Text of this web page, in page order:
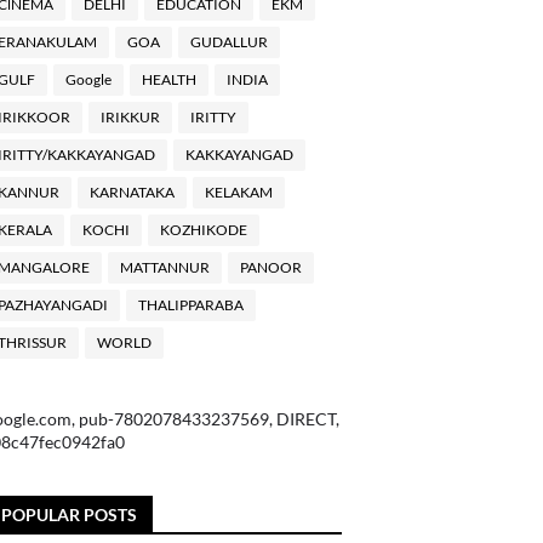
DELHI EDUCATION EKM
GOA GUDALLUR
Google HEALTH INDIA
IRIKKUR IRITTY
KAKKAYANGAD KAKKAYANGAD
KARNATAKA KELAKAM
KOCHI KOZHIKODE
MATTANNUR PANOOR
THALIPPARABA
WORLD
pub-7802078433237569, DIRECT,
POPULAR POSTS